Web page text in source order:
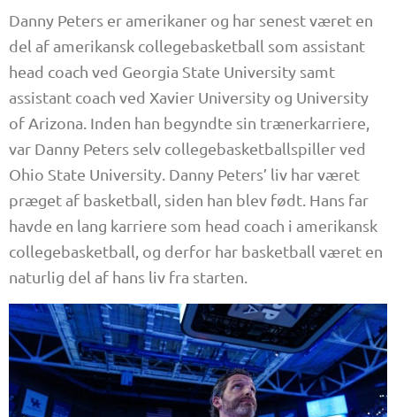
Danny Peters er amerikaner og har senest været en
del af amerikansk collegebasketball som assistant
head coach ved Georgia State University samt
assistant coach ved Xavier University og University
of Arizona. Inden han begyndte sin trænerkarriere,
var Danny Peters selv collegebasketballspiller ved
Ohio State University. Danny Peters’ liv har været
præget af basketball, siden han blev født. Hans far
havde en lang karriere som head coach i amerikansk
collegebasketball, og derfor har basketball været en
naturlig del af hans liv fra starten.